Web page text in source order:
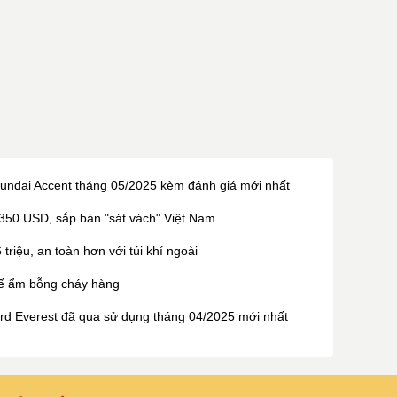
Accent tháng 05/2025 kèm đánh giá mới nhất
USD, sắp bán "sát vách" Việt Nam
an toàn hơn với túi khí ngoài
ẩm bỗng cháy hàng
Everest đã qua sử dụng tháng 04/2025 mới nhất